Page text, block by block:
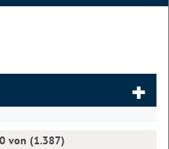
von (1.387)